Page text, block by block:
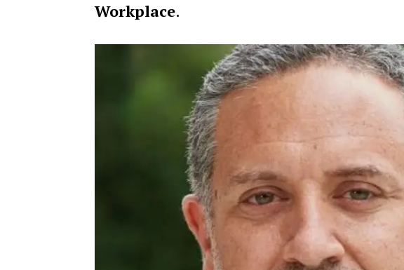
Workplace.